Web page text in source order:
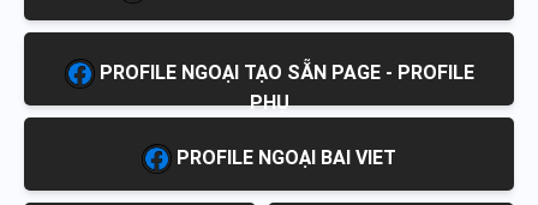
PROFILE NGOẠI TẠO SẴN PAGE - PROFILE
PHỤ
PROFILE NGOẠI BAI VIET